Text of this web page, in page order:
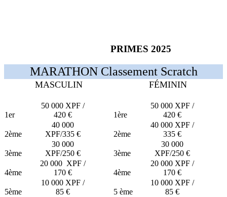
PRIMES 2025
MARATHON Classement Scratch
MASCULIN FÉMININ
1er
50 000 XPF /
420 €
1ère
50 000 XPF /
420 €
2ème
40 000
XPF/335 €
2ème
40 000 XPF /
335 €
3ème
30 000
XPF/250 €
3ème
30 000
XPF/250 €
4ème
20 000 XPF/
170 €
4ème
20 000 XPF /
170 €
5ème
10 000 XPF /
85 €
5 ème
10 000 XPF /
85 €